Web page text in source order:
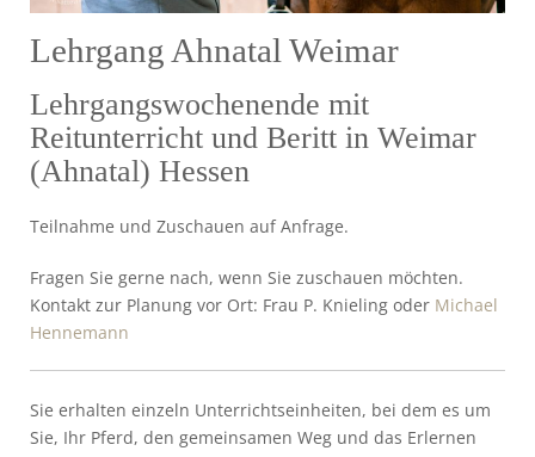
Lehrgang Ahnatal Weimar
Lehrgangswochenende mit
Reitunterricht und Beritt in Weimar
(Ahnatal) Hessen
Teilnahme und Zuschauen auf Anfrage.
Fragen Sie gerne nach, wenn Sie zuschauen möchten.
Kontakt zur Planung vor Ort: Frau P. Knieling oder Michael
Hennemann
Sie erhalten einzeln Unterrichtseinheiten, bei dem es um
Sie, Ihr Pferd, den gemeinsamen Weg und das Erlernen